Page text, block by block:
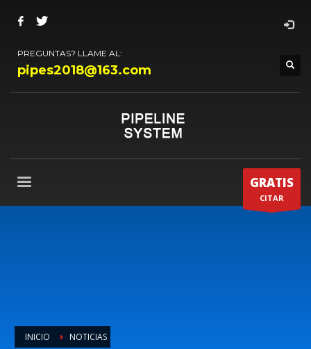
PREGUNTAS? LLAME AL:
pipes2018@163.com
GRATIS
CITAR
INICIO
NOTICIAS